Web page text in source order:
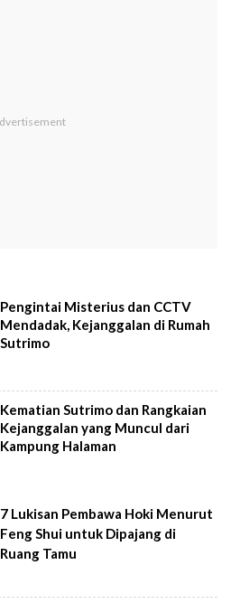
Pengintai Misterius dan CCTV
Mendadak, Kejanggalan di Rumah
Sutrimo
Kematian Sutrimo dan Rangkaian
Kejanggalan yang Muncul dari
Kampung Halaman
7 Lukisan Pembawa Hoki Menurut
Feng Shui untuk Dipajang di
Ruang Tamu